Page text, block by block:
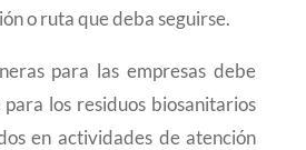
o ruta que deba seguirse.
para las empresas debe
los residuos biosanitarios
en actividades de atención